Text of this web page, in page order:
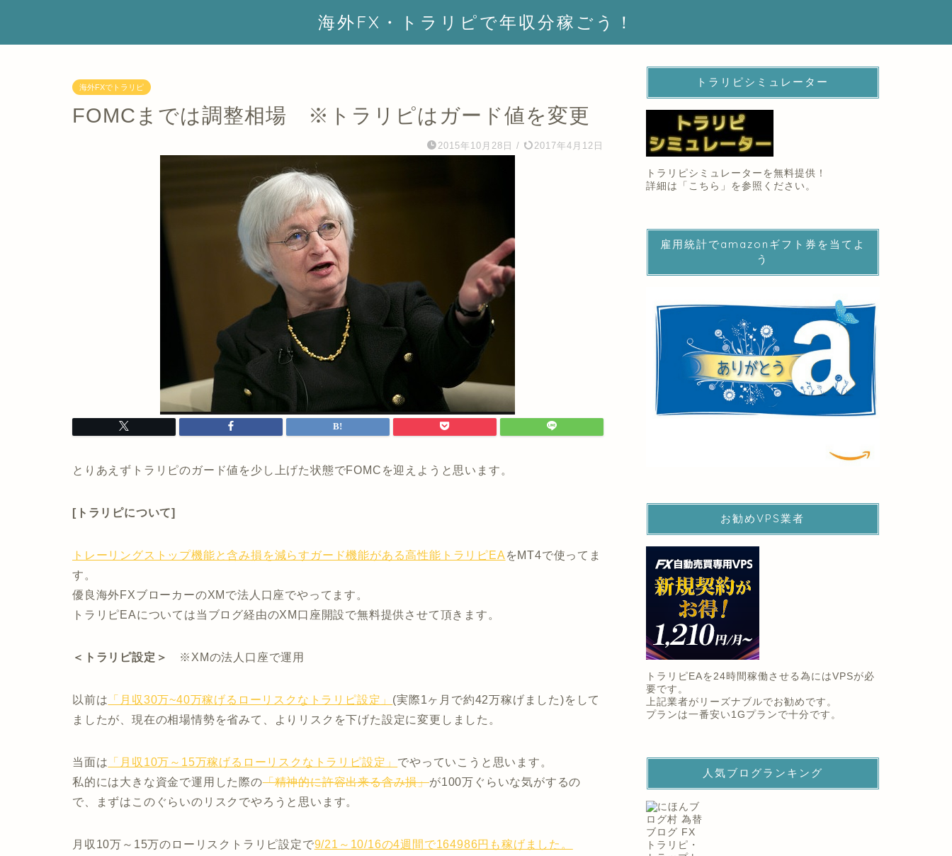
海外FX・トラリピで年収分稼ごう！
海外FXでトラリピ
FOMCまでは調整相場 ※トラリピはガード値を変更
2015年10月28日 / 2017年4月12日
とりあえずトラリピのガード値を少し上げた状態でFOMCを迎えようと思います。
[トラリピについて]
トレーリングストップ機能と含み損を減らすガード機能がある高性能トラリピEA をMT4で使ってま
す。
優良海外FXブローカーのXMで法人口座でやってます。
トラリピEAについては当ブログ経由のXM口座開設で無料提供させて頂きます。
＜トラリピ設定＞ ※XMの法人口座で運用
以前は 「月収30万~40万稼げるローリスクなトラリピ設定」 (実際1ヶ月で約42万稼げました)をして
ましたが、現在の相場情勢を省みて、よりリスクを下げた設定に変更しました。
当面は 「月収10万～15万稼げるローリスクなトラリピ設定」 でやっていこうと思います。
私的には大きな資金で運用した際の「精神的に許容出来る含み損」が100万ぐらいな気がするの
で、まずはこのぐらいのリスクでやろうと思います。
月収10万～15万のローリスクトラリピ設定で9/21～10/16の4週間で164986円も稼げました。
トラリピシミュレーター
トラリピシミュレーターを無料提供！
詳細は「 こちら 」を参照ください。
雇用統計でamazonギフト券を当てよ
う
お勧めVPS業者
トラリピEAを24時間稼働させる為にはVPSが必
要です。
上記業者がリーズナブルでお勧めです。
プランは一番安い1Gプランで十分です。
人気ブログランキング